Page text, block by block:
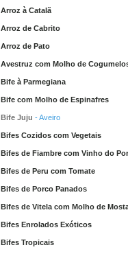
Arroz à Catalã
Arroz de Cabrito
Arroz de Pato
Avestruz com Molho de
Bife à Parmegiana
Bife com Molho de Espinafres
Bife Juju - Aveiro
Bifes Cozidos com Vegetais
Bifes de Fiambre com Vinho do
Bifes de Peru com Tomate
Bifes de Porco Panados
Bifes de Vitela com Molho de
Bifes Enrolados Exóticos
Bifes Tropicais